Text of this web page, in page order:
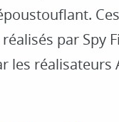
par Spy
les réalisateurs